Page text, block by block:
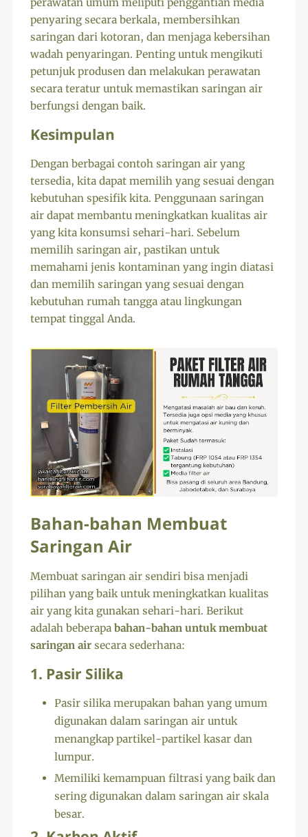
perawatan umum meliputi penggantian media
penyaring secara berkala, membersihkan
saringan dari kotoran, dan menjaga kebersihan
wadah penyaringan. Penting untuk mengikuti
petunjuk produsen dan melakukan perawatan
secara teratur untuk memastikan saringan air
berfungsi dengan baik.
Kesimpulan
Dengan berbagai contoh saringan air yang
tersedia, kita dapat memilih yang sesuai dengan
kebutuhan spesifik kita. Penggunaan saringan
air dapat membantu meningkatkan kualitas air
yang kita konsumsi sehari-hari. Sebelum
memilih saringan air, pastikan untuk
memahami jenis kontaminan yang ingin diatasi
dan memilih saringan yang sesuai dengan
kebutuhan rumah tangga atau lingkungan
tempat tinggal Anda.
Bahan-bahan Membuat
Saringan Air
Membuat saringan air sendiri bisa menjadi
pilihan yang baik untuk meningkatkan kualitas
air yang kita gunakan sehari-hari. Berikut
adalah beberapabahan-bahan untuk membuat
saringan air secara sederhana:
1. Pasir Silika
Pasir silika merupakan bahan yang umum
digunakan dalam saringan air untuk
menangkap partikel-partikel kasar dan
lumpur.
Memiliki kemampuan filtrasi yang baik dan
sering digunakan dalam saringan air skala
besar.